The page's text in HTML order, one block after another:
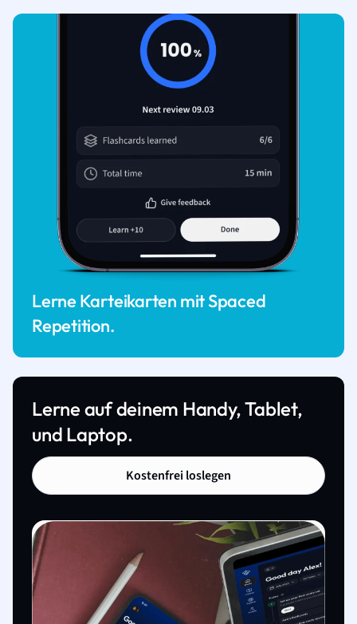
Lerne Karteikarten mit Spaced
Repetition.
Lerne auf deinem Handy, Tablet,
und Laptop.
Kostenfrei loslegen